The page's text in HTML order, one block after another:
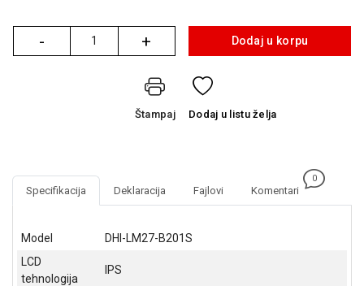
I KAMERE
OPREMA
ADAPTERI
-
Količina + Dodaj u korpu
Štampaj Dodaj u listu želja
Specifikacija Deklaracija Fajlovi Komentari
0
Model
DHI-LM27-B201S
LCD
tehnologija
IPS